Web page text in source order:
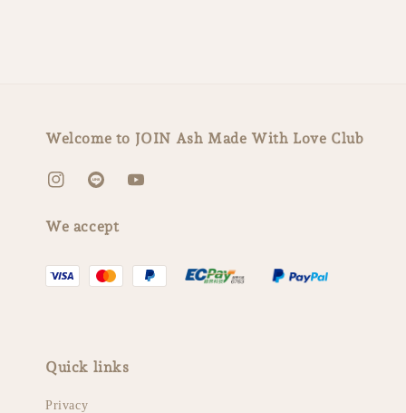
Welcome to JOIN Ash Made With Love Club
We accept
Quick links
Privacy